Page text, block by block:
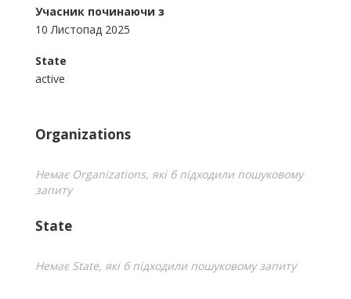
Учасник починаючи з
10 Листопад 2025
State
active
Organizations
Немає Organizations, які б підходили пошуковому
запиту
State
Немає State, які б підходили пошуковому запиту